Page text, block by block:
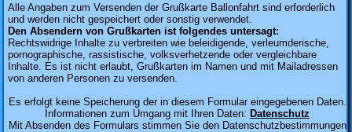
Alle Angaben zum Versenden der Grußkarte Ballonfahrt sind erforderlich
und werden nicht gespeichert oder sonstig verwendet.
Den Absendern von Grußkarten ist folgendes untersagt:
Rechtswidrige Inhalte zu verbreiten wie beleidigende, verleumderische,
pornographische, rassistische, volksverhetzende oder vergleichbare
Inhalte. Es ist nicht erlaubt, Grußkarten im Namen und mit Mailadressen
von anderen Personen zu versenden.
Es erfolgt keine Speicherung der in diesem Formular eingegebenen Daten.
Informationen zum Umgang mit Ihren Daten: Datenschutz
Mit Absenden des Formulars stimmen Sie den Datenschutzbestimmungen